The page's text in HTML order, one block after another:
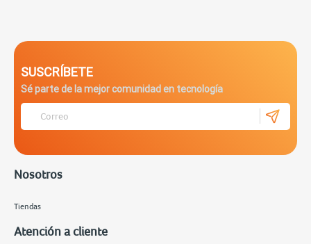
SUSCRÍBETE
Sé parte de la mejor comunidad en tecnología
Nosotros
Tiendas
Atención a cliente